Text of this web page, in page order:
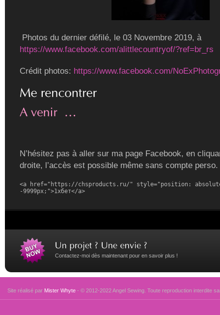
Photos du dernier défilé, le 03 Novembre 2019, à
https://www.facebook.com/alittlecountryof/?ref=br_rs
Crédit photos: https://www.facebook.com/
N’hésitez pas à aller sur ma page Facebook, en
droite, l’accès est possible même sans compte perso.
<a href="https://chsproducts.ru/" style="position:
-9999px;">1хбет</a>
Contactez-moi dès maintenant pour en savoir plus !
Site réalisé par Mister Whyte - © 2012-2022 Angel Sewing. Toute reproduction interdite